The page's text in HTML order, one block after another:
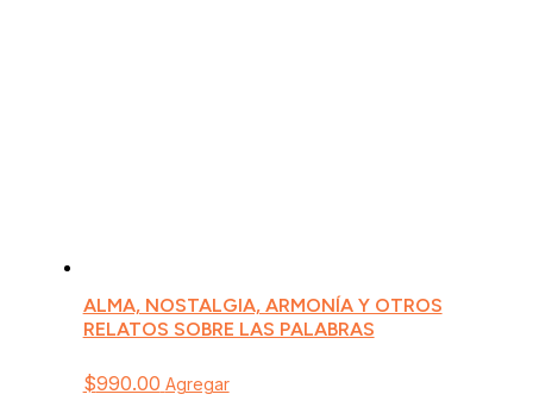
ALMA, NOSTALGIA, ARMONÍA Y OTROS
RELATOS SOBRE LAS PALABRAS
$990.00 Agregar